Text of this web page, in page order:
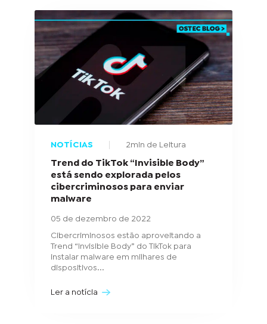
NOTÍCIAS 2min de Leitura
Trend do TikTok “Invisible Body”
está sendo explorada pelos
cibercriminosos para enviar
malware
05 de dezembro de 2022
Cibercriminosos estão aproveitando a
Trend “Invisible Body” do TikTok para
instalar malware em milhares de
dispositivos...
Ler a notícia